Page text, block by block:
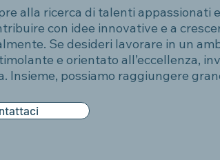
alla ricerca di talenti appassionati
con idee innovative e a
Se desideri lavorare in un
e orientato all’eccellenza,
Insieme, possiamo raggiungere